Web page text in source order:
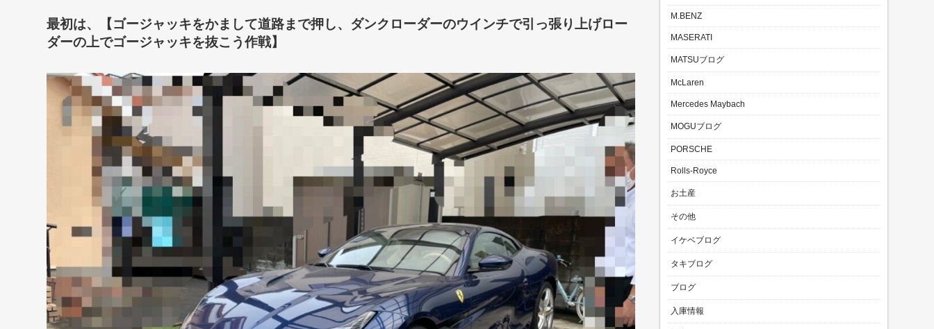
最初は、【ゴージャッキをかまして道路まで押し、ダンクローダーのウインチで引っ張り上げロー
ダーの上でゴージャッキを抜こう作戦】
M.BENZ
MASERATI
MATSUブログ
McLaren
Mercedes Maybach
MOGUブログ
PORSCHE
Rolls-Royce
お土産
その他
イケベブログ
タキブログ
ブログ
入庫情報